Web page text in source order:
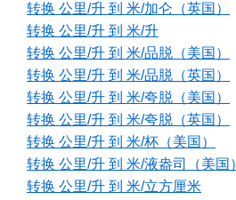
转换 公里/升 到 米/加仑（英国）
转换 公里/升 到 米/升
转换 公里/升 到 米/品脱（美国）
转换 公里/升 到 米/品脱（英国）
转换 公里/升 到 米/夸脱（美国）
转换 公里/升 到 米/夸脱（英国）
转换 公里/升 到 米/杯（美国）
转换 公里/升 到 米/液盎司（美国）
转换 公里/升 到 米/立方厘米